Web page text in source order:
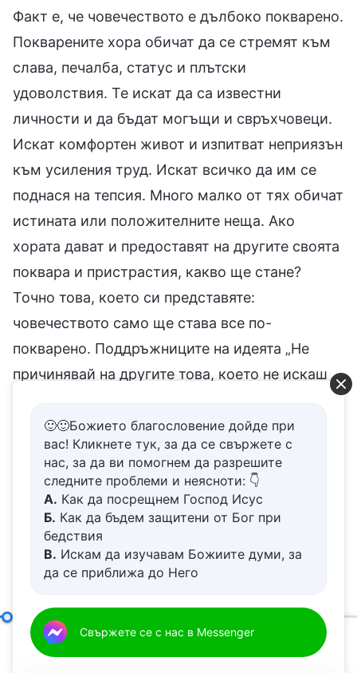
Факт е, че човечеството е дълбоко покварено.
Покварените хора обичат да се стремят към
слава, печалба, статус и плътски
удоволствия. Те искат да са известни
личности и да бъдат могъщи и свръхчовеци.
Искат комфортен живот и изпитват неприязън
към усиления труд. Искат всичко да им се
поднася на тепсия. Много малко от тях обичат
истината или положителните неща. Ако
хората дават и предоставят на другите своята
поквара и пристрастия, какво ще стане?
Точно това, което си представяте:
човечеството само ще става все по-
покварено. Поддръжниците на идеята „Не
причинявай на другите това, което не искаш
предоставят на другите покварата,
пристрастията и екстравагантните си
желания, като ги подтикват да се стремят
към зло, удобства, пари и напредък. Това ли е
правилният път в живота? Съвсем очевидно е,
че „Не причинявай на другите това, което не
искаш да се случи на теб“ е много
проблематична поговорка. Пропуските и
недостатъците в нея могат да ви избодат
очите — дори не си заслужава да се
🙂🙂Божието благословение дойде при
вас! Кликнете тук, за да се свържете с
нас, за да ви помогнем да разрешите
следните проблеми и неясноти: 👇
А. Как да посрещнем Господ Исус
Б. Как да бъдем защитени от Бог при
бедствия
В. Искам да изучавам Божиите думи, за
да се приближа до Него
живот
Д.Имам молба за молитва
Свържете се с нас в Messenger